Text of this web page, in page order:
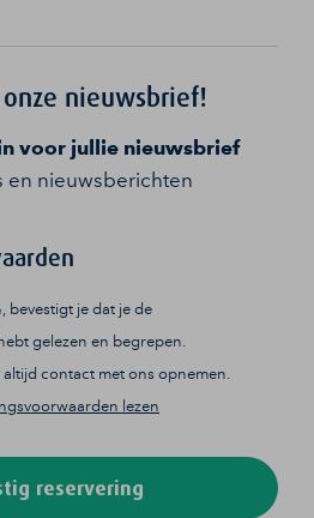
nieuwsbrief!
voor jullie nieuwsbrief
en nieuwsberichten
bevestigt je dat je de
gelezen en begrepen.
contact met ons opnemen.
lezen
reservering